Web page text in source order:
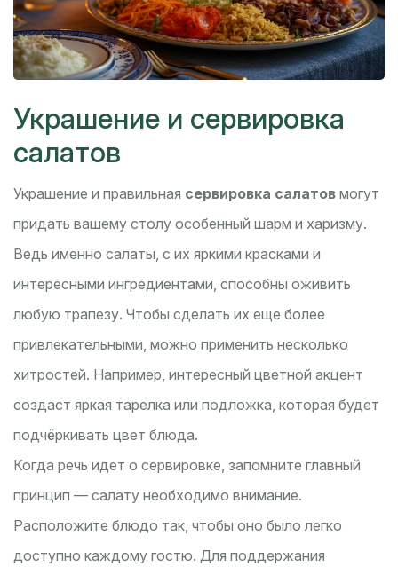
Украшение и сервировка
салатов
Украшение и правильная сервировка салатов могут
придать вашему столу особенный шарм и харизму.
Ведь именно салаты, с их яркими красками и
интересными ингредиентами, способны оживить
любую трапезу. Чтобы сделать их еще более
привлекательными, можно применить несколько
хитростей. Например, интересный цветной акцент
создаст яркая тарелка или подложка, которая будет
подчёркивать цвет блюда.
Когда речь идет о сервировке, запомните главный
принцип — салату необходимо внимание.
Расположите блюдо так, чтобы оно было легко
доступно каждому гостю. Для поддержания